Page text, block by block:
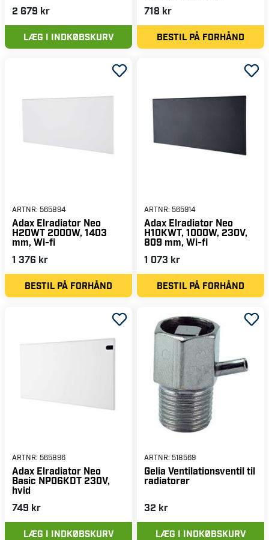
2 679 kr
LÆG I INDKØBSKURV
718 kr
BESTIL PÅ FORHÅND
ARTNR: 565894
Adax Elradiator Neo
H20WT 2000W, 1403
mm, Wi-fi
1 376 kr
BESTIL PÅ FORHÅND
ARTNR: 565914
Adax Elradiator Neo
H10KWT, 1000W, 230V,
809 mm, Wi-fi
1 073 kr
BESTIL PÅ FORHÅND
ARTNR: 565896
Adax Elradiator Neo
Basic NP06KDT 230V,
hvid
749 kr
LÆG I INDKØBSKURV
ARTNR: 518569
Gelia Ventilationsventil til
radiatorer
32 kr
LÆG I INDKØBSKURV